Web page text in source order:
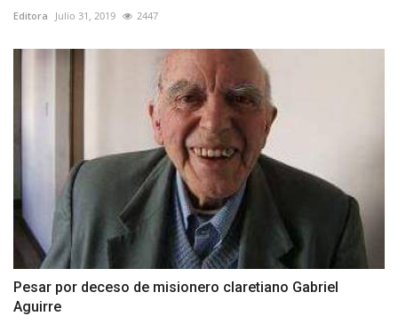
Editora Julio 31, 2019 2447
Pesar por deceso de misionero claretiano Gabriel
Aguirre